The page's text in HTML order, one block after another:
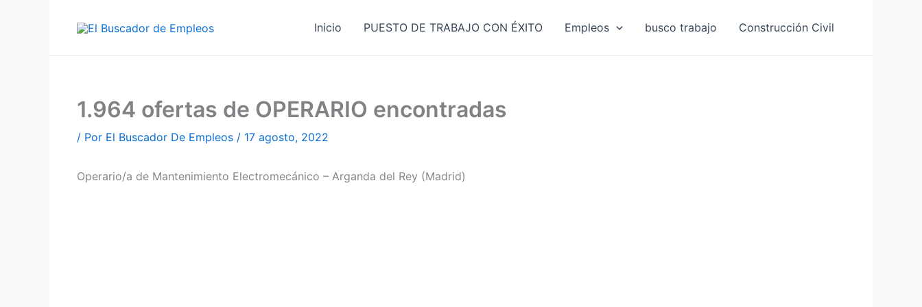
Inicio PUESTO DE TRABAJO CON ÉXITO Empleos busco trabajo Construcción Civil
1.964 ofertas de OPERARIO encontradas
/ Por El Buscador De Empleos / 17 agosto, 2022
Operario/a de Mantenimiento Electromecánico – Arganda del Rey (Madrid)